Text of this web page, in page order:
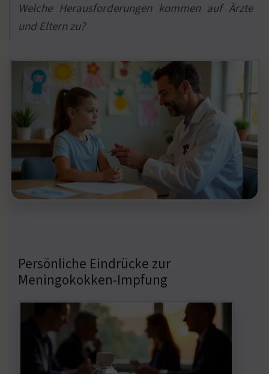
Welche Herausforderungen kommen auf Ärzte
und Eltern zu?
Persönliche Eindrücke zur
Meningokokken-Impfung